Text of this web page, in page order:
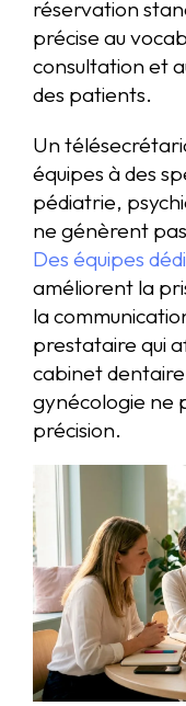
réservation
précise au
consultation et
des patients.
Un
équipes à des
pédiatrie,
ne génèrent
Des équipes
améliorent la
la
prestataire qui
cabinet
gynécologie ne
précision.